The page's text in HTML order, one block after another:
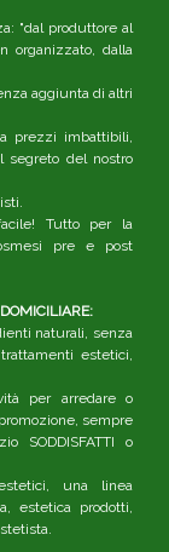
"dal produttore al
organizzato, dalla
aggiunta di altri
prezzi imbattibili,
segreto del nostro
Tutto per la
pre e post
naturali, senza
estetici,
per arredare o
sempre
o
una linea
estetica prodotti,